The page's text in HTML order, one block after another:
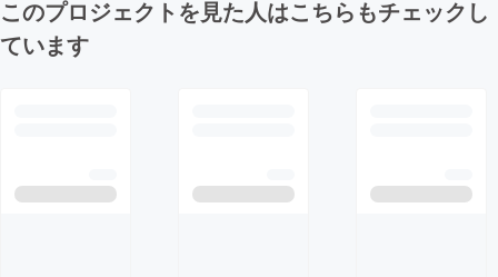
このプロジェクトを見た人はこちらもチェックし
ています